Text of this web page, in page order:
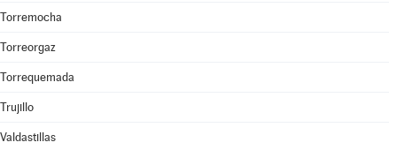
Torremocha
Torreorgaz
Torrequemada
Trujillo
Valdastillas